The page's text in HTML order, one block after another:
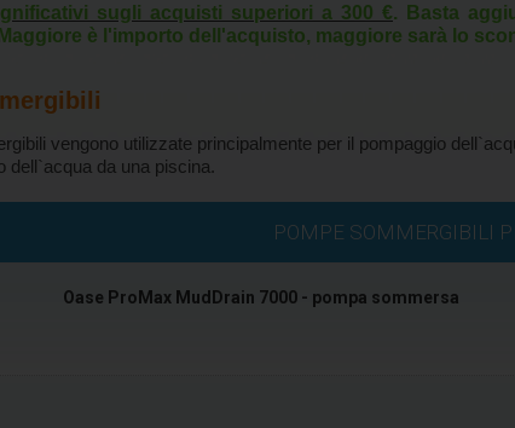
sugli acquisti superiori a 300 €. Basta
è l'importo dell'acquisto, maggiore sarà lo
vengono utilizzate principalmente per il pompaggio
dell`acqua da una piscina.
POMPE SOMMERGIBILI
Oase ProMax MudDrain 7000 - pompa sommersa